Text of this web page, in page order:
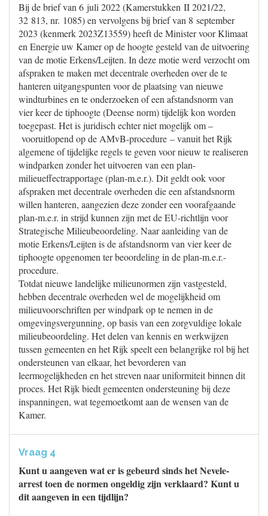
Bij de brief van 6 juli 2022 (Kamerstukken II 2021/22,
32 813, nr. 1085) en vervolgens bij brief van 8 september
2023 (kenmerk 2023Z13559) heeft de Minister voor Klimaat
en Energie uw Kamer op de hoogte gesteld van de uitvoering
van de motie Erkens/Leijten. In deze motie werd verzocht om
afspraken te maken met decentrale overheden over de te
hanteren uitgangspunten voor de plaatsing van nieuwe
windturbines en te onderzoeken of een afstandsnorm van
vier keer de tiphoogte (Deense norm) tijdelijk kon worden
toegepast. Het is juridisch echter niet mogelijk om –
vooruitlopend op de AMvB-procedure – vanuit het Rijk
algemene of tijdelijke regels te geven voor nieuw te realiseren
windparken zonder het uitvoeren van een plan-
milieueffectrapportage (plan-m.e.r.). Dit geldt ook voor
afspraken met decentrale overheden die een afstandsnorm
willen hanteren, aangezien deze zonder een voorafgaande
plan-m.e.r. in strijd kunnen zijn met de EU-richtlijn voor
Strategische Milieubeoordeling. Naar aanleiding van de
motie Erkens/Leijten is de afstandsnorm van vier keer de
tiphoogte opgenomen ter beoordeling in de plan-m.e.r.-
procedure.
Totdat nieuwe landelijke milieunormen zijn vastgesteld,
hebben decentrale overheden wel de mogelijkheid om
milieuvoorschriften per windpark op te nemen in de
omgevingsvergunning, op basis van een zorgvuldige lokale
milieubeoordeling. Het delen van kennis en werkwijzen
tussen gemeenten en het Rijk speelt een belangrijke rol bij het
ondersteunen van elkaar, het bevorderen van
leermogelijkheden en het streven naar uniformiteit binnen dit
proces. Het Rijk biedt gemeenten ondersteuning bij deze
inspanningen, wat tegemoetkomt aan de wensen van de
Kamer.
Vraag 4
Kunt u aangeven wat er is gebeurd sinds het Nevele-
arrest toen de normen ongeldig zijn verklaard? Kunt u
dit aangeven in een tijdlijn?